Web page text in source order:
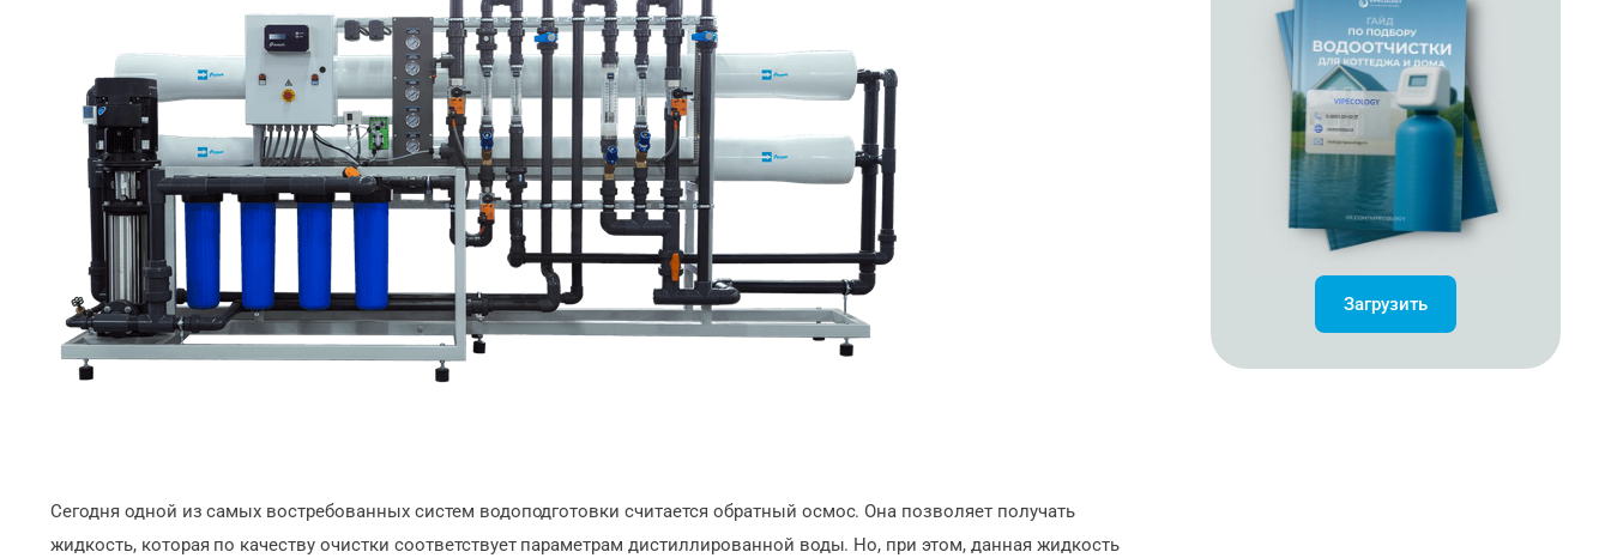
Сегодня одной из самых востребованных систем водоподготовки считается обратный осмос. Она позволяет получать
жидкость, которая по качеству очистки соответствует параметрам дистиллированной воды. Но, при этом, данная жидкость
Загрузить